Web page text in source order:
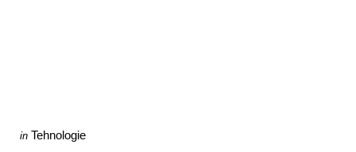
Categories
Posted
in Tehnologie